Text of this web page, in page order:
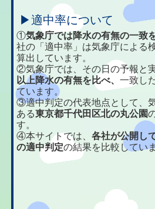
▶適中率について
①気象庁では降水の有無の一致
社の「適中率」は気象庁による
算出しています。
②気象庁では、その日の予報と
以上降水の有無を比べ、一致し
ています。
③適中判定の代表地点として、
ある東京都千代田区北の丸公園
す。
④本サイトでは、各社が公開し
の適中判定の結果を比較してい